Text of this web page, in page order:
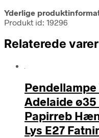
Yderlige
Produkt id: 19296
Relaterede varer
Adelaide
Papirreb
Lys E27